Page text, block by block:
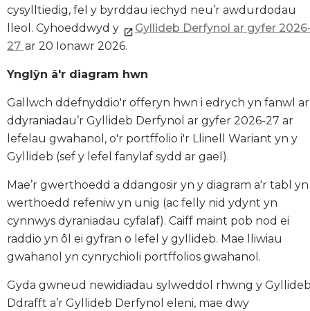
cysylltiedig, fel y byrddau iechyd neu’r awdurdodau
lleol. Cyhoeddwyd y
Gyllideb Derfynol ar gyfer
27 ar 20 Ionawr 2026.
Ynglŷn â'r diagram hwn
Gallwch ddefnyddio'r offeryn hwn i edrych yn fanwl ar
ddyraniadau’r Gyllideb Derfynol ar gyfer 2026-27 ar
lefelau gwahanol, o'r portffolio i'r Llinell Wariant yn y
Gyllideb (sef y lefel fanylaf sydd ar gael).
Mae’r gwerthoedd a ddangosir yn y diagram a'r tabl yn
werthoedd refeniw yn unig (ac felly nid ydynt yn
cynnwys dyraniadau cyfalaf). Caiff maint pob nod ei
raddio yn ôl ei gyfran o lefel y gyllideb. Mae lliwiau
gwahanol yn cynrychioli portffolios gwahanol.
Gyda gwneud newidiadau sylweddol rhwng y
Ddrafft a’r Gyllideb Derfynol eleni, mae dwy